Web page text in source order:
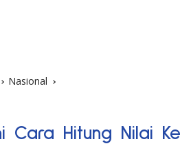
Nasional
Cara Hitung Nilai